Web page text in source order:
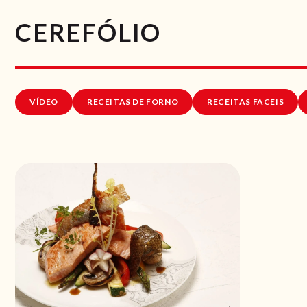
CEREFÓLIO
VÍDEO RECEITAS DE FORNO RECEITAS FACEIS